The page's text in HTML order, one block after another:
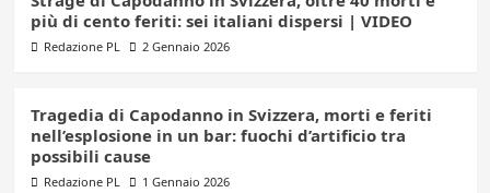
più di cento feriti: sei italiani dispersi | VIDEO
Redazione PL 2 Gennaio 2026
Tragedia di Capodanno in Svizzera, morti e feriti
nell’esplosione in un bar: fuochi d’artificio tra
possibili cause
Redazione PL 1 Gennaio 2026